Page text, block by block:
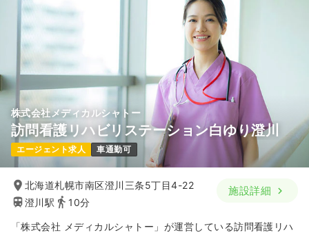
株式会社メディカルシャトー
訪問看護リハビリステーション白ゆり澄川
エージェント求人 車通勤可
北海道札幌市南区澄川三条5丁目4-22
澄川駅
10分
施設詳細
「株式会社 メディカルシャトー」が運営している訪問看護リハ